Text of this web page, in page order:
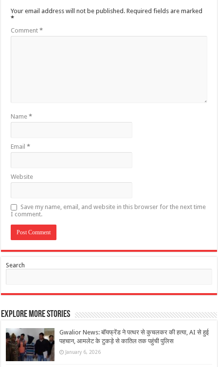
Your email address will not be published. Required fields are marked
*
Comment*
Name*
Email*
Website
Save my name, email, and website in this browser for the next time
I comment.
Search
Explore More Stories
Gwalior News: बॉयफ्रेंड ने पत्थर से कुचलकर की हत्या, AI से हुई
पहचान, आमलेट के टुकड़े से कातिल तक पहुंची पुलिस
January 6, 2026